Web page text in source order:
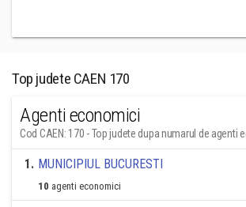
Top judete CAEN 170
Agenti economici
Cod CAEN: 170 - Top judete dupa numarul de agenti
1. MUNICIPIUL BUCURESTI
10 agenti economici